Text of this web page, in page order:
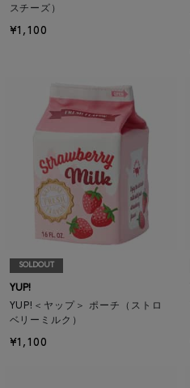
スチーズ）
¥1,100
SOLDOUT
YUP!
YUP!＜ヤップ＞ ポーチ（ストロ
ベリーミルク）
¥1,100